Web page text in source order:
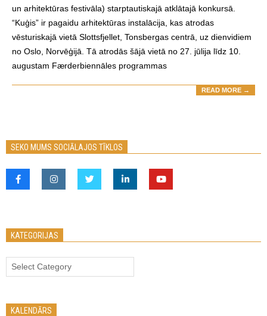
un arhitektūras festivāla) starptautiskajā atklātajā konkursā.
“Kuģis” ir pagaidu arhitektūras instalācija, kas atrodas
vēsturiskajā vietā Slottsfjellet, Tonsbergas centrā, uz dienvidiem
no Oslo, Norvēģijā. Tā atrodās šājā vietā no 27. jūlija līdz 10.
augustam Færderbiennāles programmas
READ MORE →
SEKO MUMS SOCIĀLAJOS TĪKLOS
KATEGORIJAS
Kategorijas
KALENDĀRS